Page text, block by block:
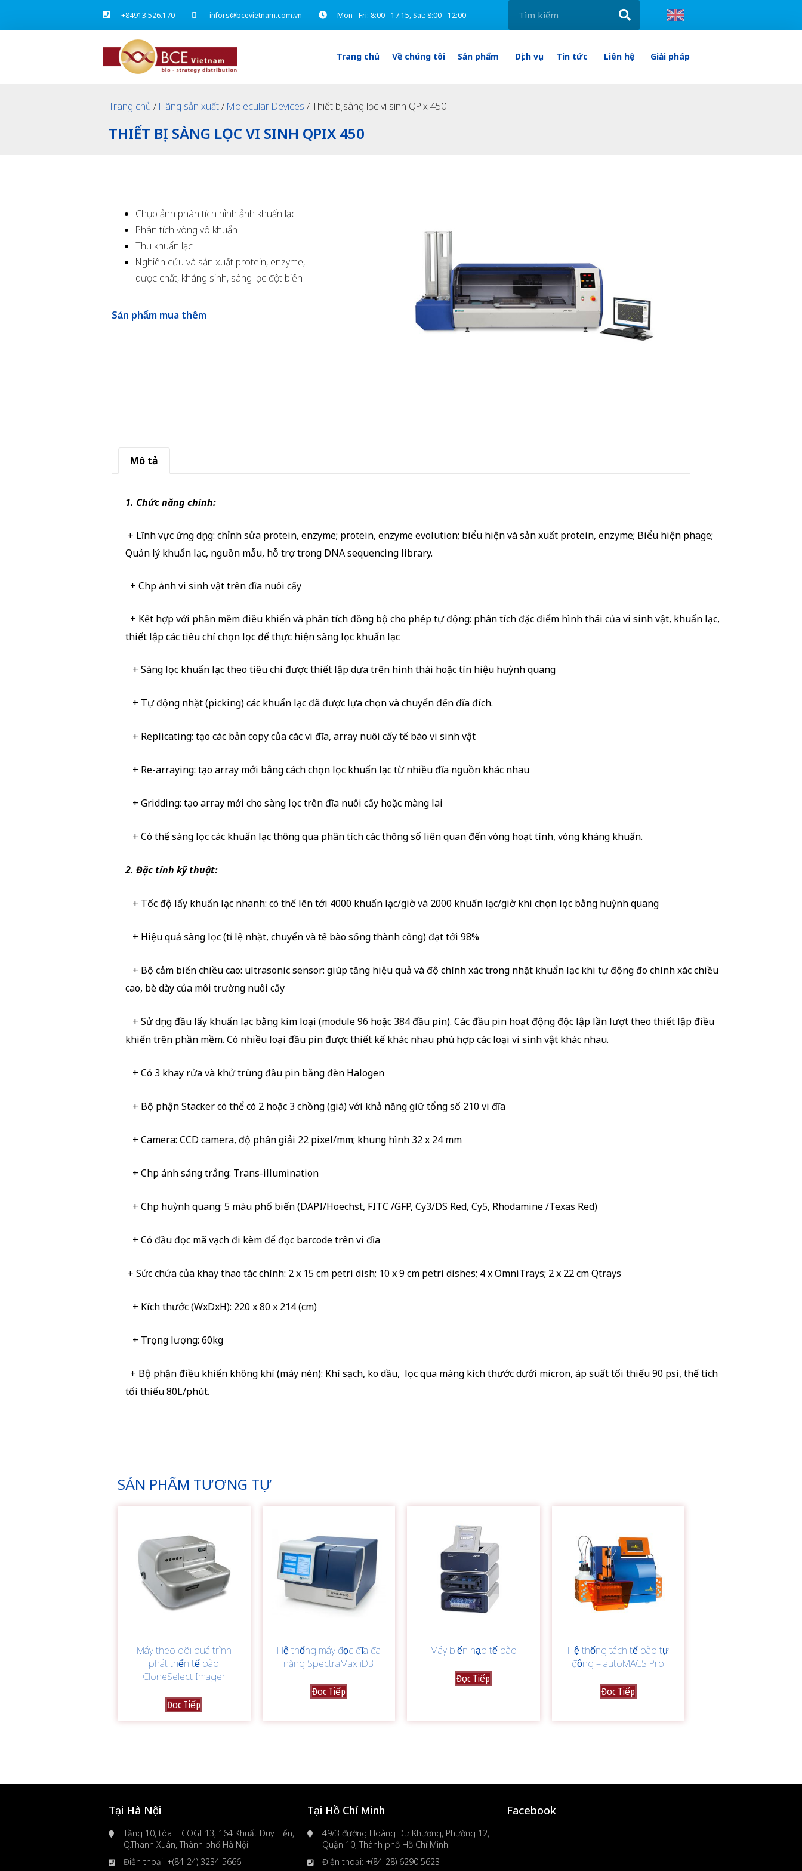
+84913.526.170 infors@bcevietnam.com.vn Mon - Fri: 8:00 - 17:15, Sat: 8:00 - 12:00
Trang chủ Về chúng tôi Sản phẩm Dịch vụ Tin tức Liên hệ Giải pháp
Trang chủ / Hãng sản xuất/ Molecular Devices / Thiết bị sàng lọc vi sinh QPix 450
THIẾT BỊ SÀNG LỌC VI SINH QPIX 450
Chụp ảnh phân tích hình ảnh khuẩn lạc
Phân tích vòng vô khuẩn
Thu khuẩn lạc
Nghiên cứu và sản xuất protein, enzyme,
dược chất, kháng sinh, sàng lọc đột biến
Sản phẩm mua thêm
Mô tả
1. Chức năng chính:
+ Lĩnh vực ứng dụng: chỉnh sửa protein, enzyme; protein, enzyme evolution; biểu hiện và sản xuất protein, enzyme; Biểu hiện phage;
Quản lý khuẩn lạc, nguồn mẫu, hỗ trợ trong DNA sequencing library.
+ Chụp ảnh vi sinh vật trên đĩa nuôi cấy
+ Kết hợp với phần mềm điều khiển và phân tích đồng bộ cho phép tự động: phân tích đặc điểm hình thái của vi sinh vật, khuẩn lạc,
thiết lập các tiêu chí chọn lọc để thực hiện sàng lọc khuẩn lạc
+ Sàng lọc khuẩn lạc theo tiêu chí được thiết lập dựa trên hình thái hoặc tín hiệu huỳnh quang
+ Tự động nhặt (picking) các khuẩn lạc đã được lựa chọn và chuyển đến đĩa đích.
+ Replicating: tạo các bản copy của các vi đĩa, array nuôi cấy tế bào vi sinh vật
+ Re-arraying: tạo array mới bằng cách chọn lọc khuẩn lạc từ nhiều đĩa nguồn khác nhau
+ Gridding: tạo array mới cho sàng lọc trên đĩa nuôi cấy hoặc màng lai
+ Có thể sàng lọc các khuẩn lạc thông qua phân tích các thông số liên quan đến vòng hoạt tính, vòng kháng khuẩn.
2. Đặc tính kỹ thuật:
+ Tốc độ lấy khuẩn lạc nhanh: có thể lên tới 4000 khuẩn lạc/giờ và 2000 khuẩn lạc/giờ khi chọn lọc bằng huỳnh quang
+ Hiệu quả sàng lọc (tỉ lệ nhặt, chuyển và tế bào sống thành công) đạt tới 98%
+ Bộ cảm biến chiều cao: ultrasonic sensor: giúp tăng hiệu quả và độ chính xác trong nhặt khuẩn lạc khi tự động đo chính xác chiều
cao, bè dày của môi trường nuôi cấy
+ Sử dụng đầu lấy khuẩn lạc bằng kim loại (module 96 hoặc 384 đầu pin). Các đầu pin hoạt động độc lập lần lượt theo thiết lập điều
khiển trên phần mềm. Có nhiều loại đầu pin được thiết kế khác nhau phù hợp các loại vi sinh vật khác nhau.
+ Có 3 khay rửa và khử trùng đầu pin bằng đèn Halogen
+ Bộ phận Stacker có thể có 2 hoặc 3 chồng (giá) với khả năng giữ tổng số 210 vi đĩa
+ Camera: CCD camera, độ phân giải 22 pixel/mm; khung hình 32 x 24 mm
+ Chụp ánh sáng trắng: Trans-illumination
+ Chụp huỳnh quang: 5 màu phổ biến (DAPI/Hoechst, FITC /GFP, Cy3/DS Red, Cy5, Rhodamine /Texas Red)
+ Có đầu đọc mã vạch đi kèm để đọc barcode trên vi đĩa
+ Sức chứa của khay thao tác chính: 2 x 15 cm petri dish; 10 x 9 cm petri dishes; 4 x OmniTrays; 2 x 22 cm Qtrays
+ Kích thước (WxDxH): 220 x 80 x 214 (cm)
+ Trọng lượng: 60kg
+ Bộ phận điều khiển không khí (máy nén): Khí sạch, ko dầu, lọc qua màng kích thước dưới micron, áp suất tối thiểu 90 psi, thể tích
tối thiểu 80L/phút.
SẢN PHẨM TƯƠNG TỰ
Máy theo dõi quá trình
phát triển tế bào
CloneSelect Imager
Đọc Tiếp
Hệ thống máy đọc đĩa đa
năng SpectraMax iD3
Đọc Tiếp
Máy biến nạp tế bào
Đọc Tiếp
Hệ thống tách tế bào tự
động – autoMACS Pro
Đọc Tiếp
Tại Hà Nội
Tầng 10, tòa LICOGI 13, 164 Khuất Duy Tiến,
Q.Thanh Xuân, Thành phố Hà Nội
Điện thoại: +(84-24) 3234 5666
Tại Hồ Chí Minh
49/3 đường Hoàng Dư Khương, Phường 12,
Quận 10, Thành phố Hồ Chí Minh
Điện thoại: +(84-28) 6290 5623
Facebook